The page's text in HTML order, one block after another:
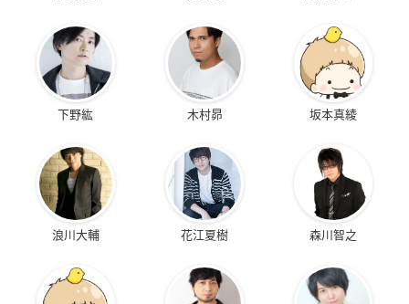
下野紘 木村昴 坂本真綾
浪川大輔 花江夏樹 森川智之